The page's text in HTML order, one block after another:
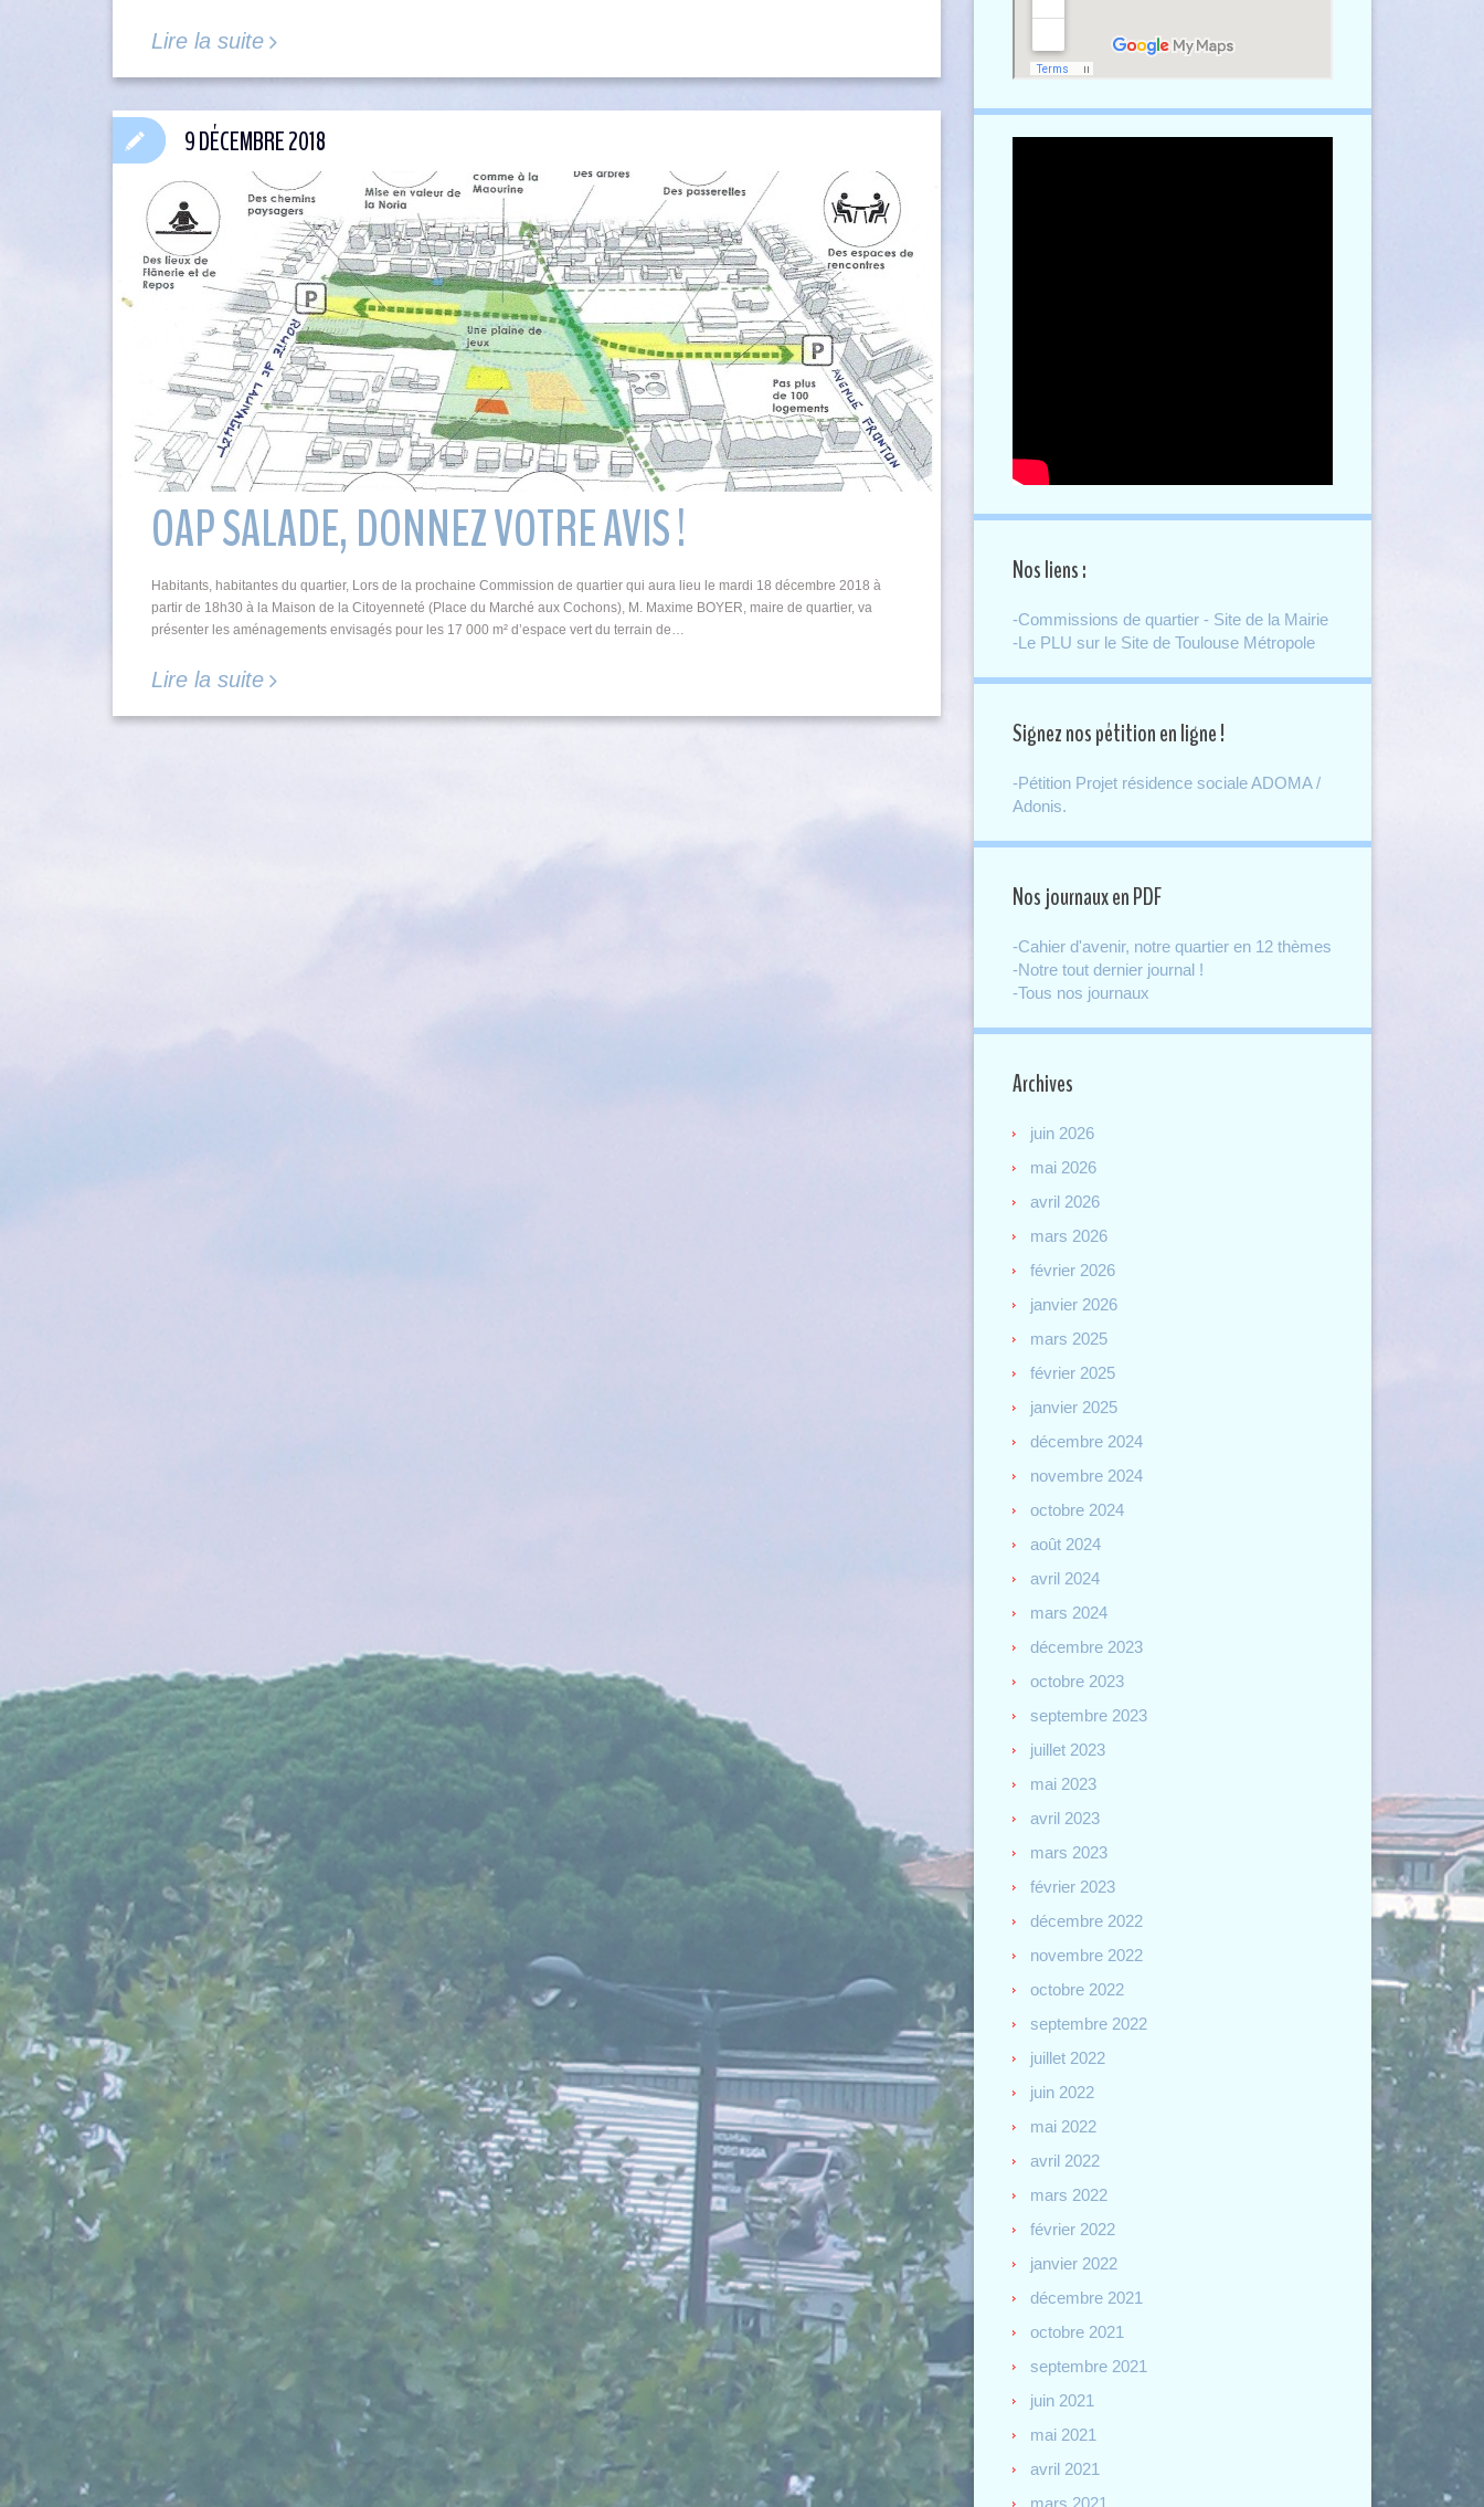
Lire la suite
OAP SALADE, DONNEZ VOTRE AVIS !
Habitants, habitantes du quartier, Lors de la prochaine Commission de quartier qui aura lieu le mardi 18 décembre 2018 à
partir de 18h30 à la Maison de la Citoyenneté (Place du Marché aux Cochons), M. Maxime BOYER, maire de quartier, va
présenter les aménagements envisagés pour les 17 000 m² d’espace vert du terrain de…
Lire la suite
9 DÉCEMBRE 2018
Nos liens :
-Commissions de quartier - Site de la Mairie
-Le PLU sur le Site de Toulouse Métropole
Signez nos pétition en ligne !
-Pétition Projet résidence sociale ADOMA /
Adonis.
Nos journaux en PDF
-Cahier d'avenir, notre quartier en 12 thèmes
-Notre tout dernier journal !
-Tous nos journaux
Archives
juin 2026
mai 2026
avril 2026
mars 2026
février 2026
janvier 2026
mars 2025
février 2025
janvier 2025
décembre 2024
novembre 2024
octobre 2024
août 2024
avril 2024
mars 2024
décembre 2023
octobre 2023
septembre 2023
juillet 2023
mai 2023
avril 2023
mars 2023
février 2023
décembre 2022
novembre 2022
octobre 2022
septembre 2022
juillet 2022
juin 2022
mai 2022
avril 2022
mars 2022
février 2022
janvier 2022
décembre 2021
octobre 2021
septembre 2021
juin 2021
mai 2021
avril 2021
mars 2021